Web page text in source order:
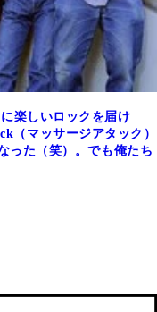
楽しいロックを届け
（マッサージアタック）
った（笑）。でも俺たち